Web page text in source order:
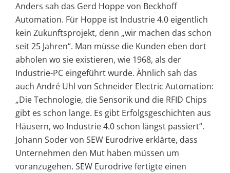
Anders sah das Gerd Hoppe von Beckhoff
Automation. Für Hoppe ist Industrie 4.0 eigentlich
kein Zukunftsprojekt, denn „wir machen das schon
seit 25 Jahren“. Man müsse die Kunden eben dort
abholen wo sie existieren, wie 1968, als der
Industrie-PC eingeführt wurde. Ähnlich sah das
auch André Uhl von Schneider Electric Automation:
„Die Technologie, die Sensorik und die RFID Chips
gibt es schon lange. Es gibt Erfolgsgeschichten aus
Häusern, wo Industrie 4.0 schon längst passiert“.
Johann Soder von SEW Eurodrive erklärte, dass
Unternehmen den Mut haben müssen um
voranzugehen. SEW Eurodrive fertigte einen